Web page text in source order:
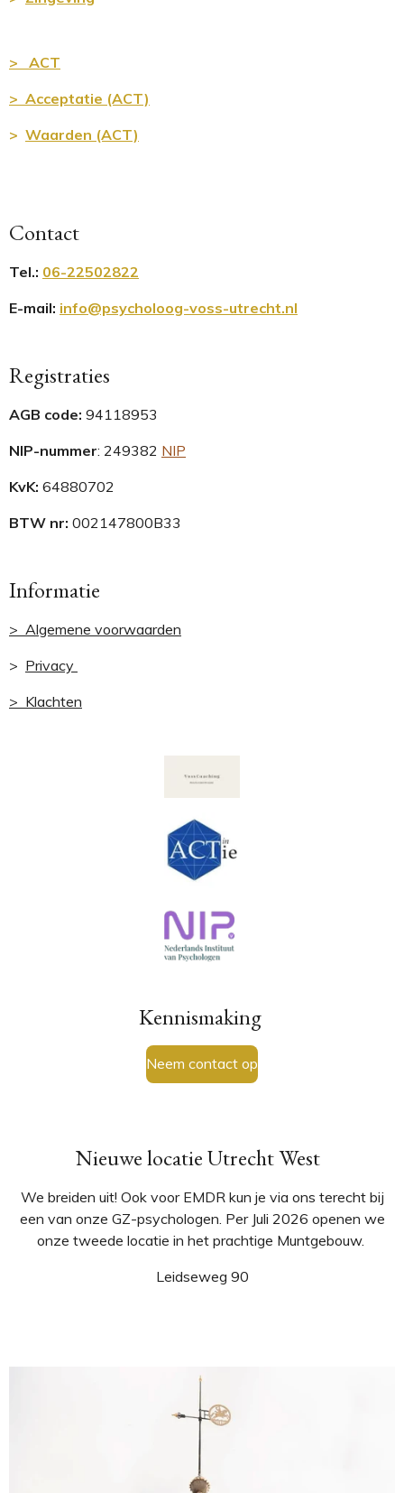
> ACT
> Acceptatie (ACT)
> Waarden (ACT)
Contact
Tel.: 06-22502822
E-mail: info@psycholoog-voss-utrecht.nl
Registraties
AGB code: 94118953
NIP-nummer: 249382 NIP
KvK: 64880702
BTW nr: 002147800B33
Informatie
> Algemene voorwaarden
> Privacy
> Klachten
Kennismaking
Neem contact op
Nieuwe locatie Utrecht West
We breiden uit! Ook voor EMDR kun je via ons terecht bij
een van onze GZ-psychologen. Per Juli 2026 openen we
onze tweede locatie in het prachtige Muntgebouw.
Leidseweg 90